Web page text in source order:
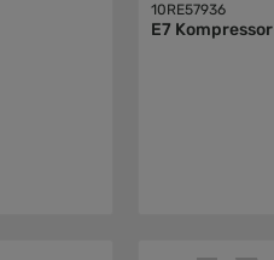
10RE57936
E7 Kompressor